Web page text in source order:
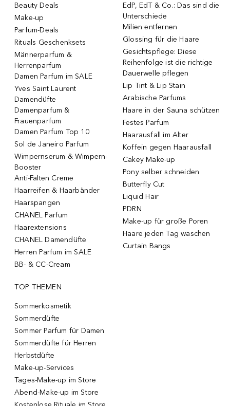
Beauty Deals
Make-up
Parfum-Deals
Rituals Geschenksets
Männerparfum &
Herrenparfum
Damen Parfum im SALE
Yves Saint Laurent
Damendüfte
Damenparfum &
Frauenparfum
Damen Parfum Top 10
Sol de Janeiro Parfum
Wimpernserum & Wimpern-
Booster
Anti-Falten Creme
Haarreifen & Haarbänder
Haarspangen
CHANEL Parfum
Haarextensions
CHANEL Damendüfte
Herren Parfum im SALE
BB- & CC-Cream
EdP, EdT & Co.: Das sind die
Unterschiede
Milien entfernen
Glossing für die Haare
Gesichtspflege: Diese
Reihenfolge ist die richtige
Dauerwelle pflegen
Lip Tint & Lip Stain
Arabische Parfums
Haare in der Sauna schützen
Festes Parfum
Haarausfall im Alter
Koffein gegen Haarausfall
Cakey Make-up
Pony selber schneiden
Butterfly Cut
Liquid Hair
PDRN
Make-up für große Poren
Haare jeden Tag waschen
Curtain Bangs
TOP THEMEN
Sommerkosmetik
Sommerdüfte
Sommer Parfum für Damen
Sommerdüfte für Herren
Herbstdüfte
Make-up-Services
Tages-Make-up im Store
Abend-Make-up im Store